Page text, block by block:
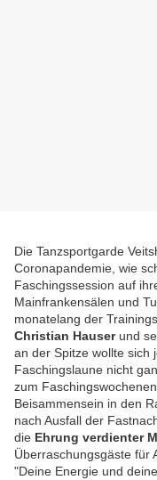
Die Tanzsportgarde
Coronapandemie, wie
Faschingssession auf
Mainfrankensälen und
monatelang der
Christian Hauserund
an der Spitze wollte sich
Faschingslaune nicht
zum
Beisammensein in den
nach Ausfall der
die Ehrung verdienter
Überraschungsgäste für
"Deine Energie und